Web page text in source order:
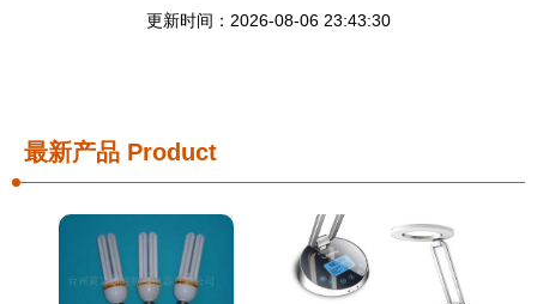
更新时间：2026-08-06 23:43:30
最新产品 Product